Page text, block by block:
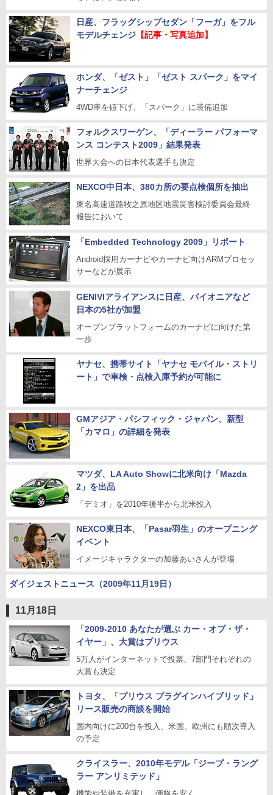
日産、フラッグシップセダン「フーガ」をフル
モデルチェンジ【記事・写真追加】
ホンダ、「ゼスト」「ゼスト スパーク」をマイ
ナーチェンジ
4WD車を値下げ、「スパーク」に装備追加
フォルクスワーゲン、「ディーラー パフォーマ
ンス コンテスト2009」結果発表
世界大会への日本代表選手も決定
NEXCO中日本、380カ所の要点検個所を抽出
東名高速道路牧之原地区地震災害検討委員会最終
報告において
「Embedded Technology 2009」リポート
Android採用カーナビやカーナビ向けARMプロセッ
サーなどが展示
GENIVIアライアンスに日産、パイオニアなど
日本の5社が加盟
オープンプラットフォームのカーナビに向けた第
一歩
ヤナセ、携帯サイト「ヤナセ モバイル・ストリ
ート」で車検・点検入庫予約が可能に
GMアジア・パシフィック・ジャパン、新型
「カマロ」の詳細を発表
マツダ、LA Auto Showに北米向け「Mazda
2」を出品
「デミオ」を2010年後半から北米投入
NEXCO東日本、「Pasar羽生」のオープニング
イベント
イメージキャラクターの加藤あいさんが登場
ダイジェストニュース（2009年11月19日）
11月18日
「2009-2010 あなたが選ぶ カー・オブ・ザ・
イヤー」、大賞はプリウス
5万人がインターネットで投票、7部門それぞれの
大賞も決定
トヨタ、「プリウス プラグインハイブリッド」
リース販売の商談を開始
国内向けに200台を投入、米国、欧州にも順次導入
の予定
クライスラー、2010年モデル「ジープ・ラング
ラー アンリミテッド」